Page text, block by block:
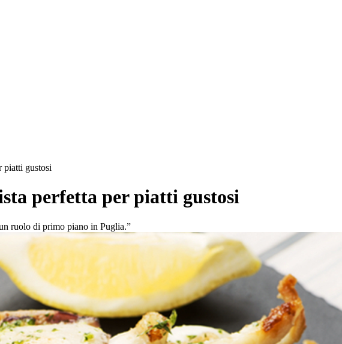
piatti gustosi
perfetta per piatti gustosi
ruolo di primo piano in Puglia.”